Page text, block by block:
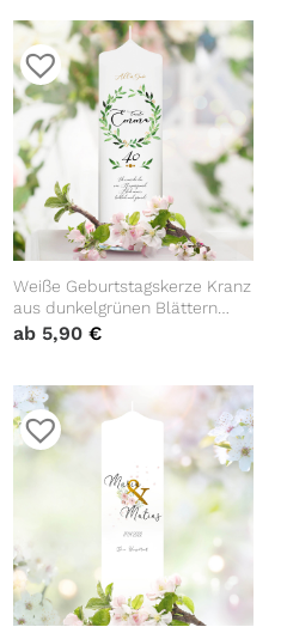
Hochzeit Jubiläum
Weiße Geburtstagskerze Kranz
aus dunkelgrünen Blättern
personalisiert
ab 5,90€